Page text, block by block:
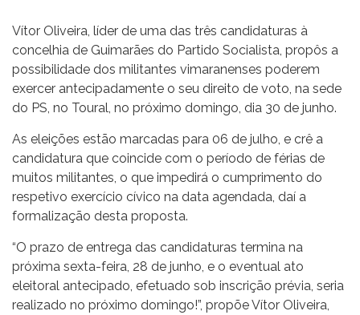
Vítor Oliveira, líder de uma das três candidaturas à
concelhia de Guimarães do Partido Socialista, propôs a
possibilidade dos militantes vimaranenses poderem
exercer antecipadamente o seu direito de voto, na sede
do PS, no Toural, no próximo domingo, dia 30 de junho.
As eleições estão marcadas para 06 de julho, e crê a
candidatura que coincide com o período de férias de
muitos militantes, o que impedirá o cumprimento do
respetivo exercício cívico na data agendada, daí a
formalização desta proposta.
“O prazo de entrega das candidaturas termina na
próxima sexta-feira, 28 de junho, e o eventual ato
eleitoral antecipado, efetuado sob inscrição prévia, seria
realizado no próximo domingo!”, propõe Vítor Oliveira,